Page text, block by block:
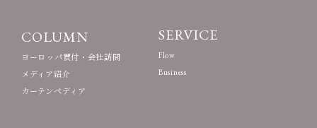
COLUMN
ヨーロッパ買付・会社訪問
メディア紹介
カーテンペディア
SERVICE
Flow
Business